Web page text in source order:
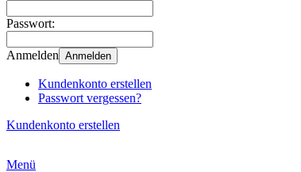
Passwort:
Anmelden Anmelden
Kundenkonto erstellen
Passwort vergessen?
Kundenkonto erstellen
Menü